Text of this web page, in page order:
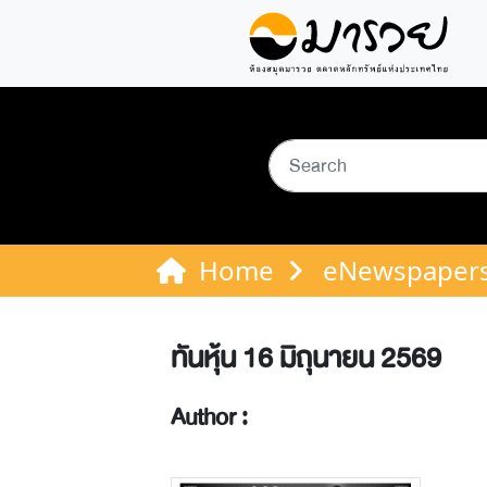
Home
ทันหุ้น 16 มิถุนายน 2569
Author :